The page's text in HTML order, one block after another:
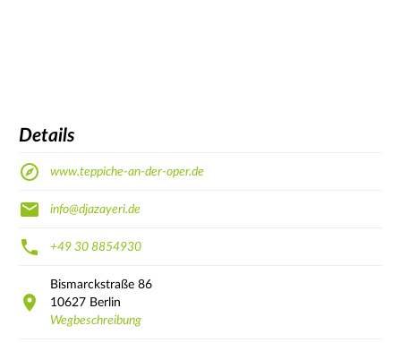
Details
www.teppiche-an-der-oper.de
info@djazayeri.de
+49 30 8854930
Bismarckstraße 86
10627 Berlin
Wegbeschreibung